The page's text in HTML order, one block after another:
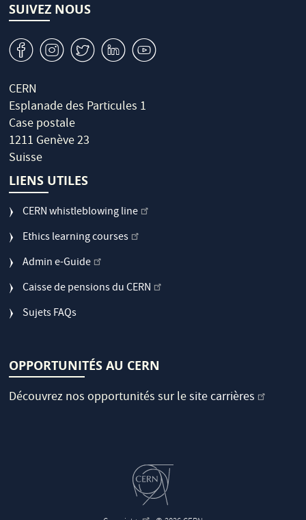
SUIVEZ NOUS
v J W M 1
CERN
Esplanade des Particules 1
Case postale
1211 Genève 23
Suisse
LIENS UTILES
CERN whistleblowing line
Ethics learning courses
Admin e-Guide
Caisse de pensions du CERN
Sujets FAQs
OPPORTUNITÉS AU CERN
Découvrez nos opportunités sur lesite carrières